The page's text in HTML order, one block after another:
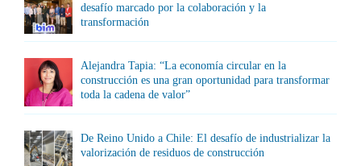
desafío marcado por la colaboración y la
transformación
Alejandra Tapia: “La economía circular en la
construcción es una gran oportunidad para transformar
toda la cadena de valor”
De Reino Unido a Chile: El desafío de industrializar la
valorización de residuos de construcción